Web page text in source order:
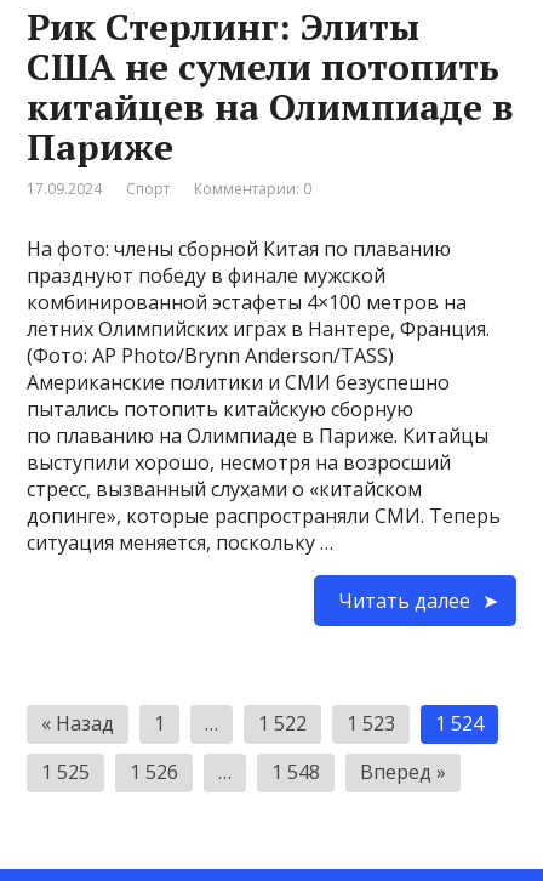
Рик Стерлинг: Элиты
США не сумели потопить
китайцев на Олимпиаде в
Париже
17.09.2024 Спорт Комментарии: 0
На фото: члены сборной Китая по плаванию
празднуют победу в финале мужской
комбинированной эстафеты 4×100 метров на
летних Олимпийских играх в Нантере, Франция.
(Фото: AP Photo/Brynn Anderson/TASS)
Американские политики и СМИ безуспешно
пытались потопить китайскую сборную
по плаванию на Олимпиаде в Париже. Китайцы
выступили хорошо, несмотря на возросший
стресс, вызванный слухами о «китайском
допинге», которые распространяли СМИ. Теперь
ситуация меняется, поскольку …
Читать далее
Пагинация
записей
« Назад 1 … 1 522 1 523
1 524
1 525
1 526 … 1 548 Вперед »